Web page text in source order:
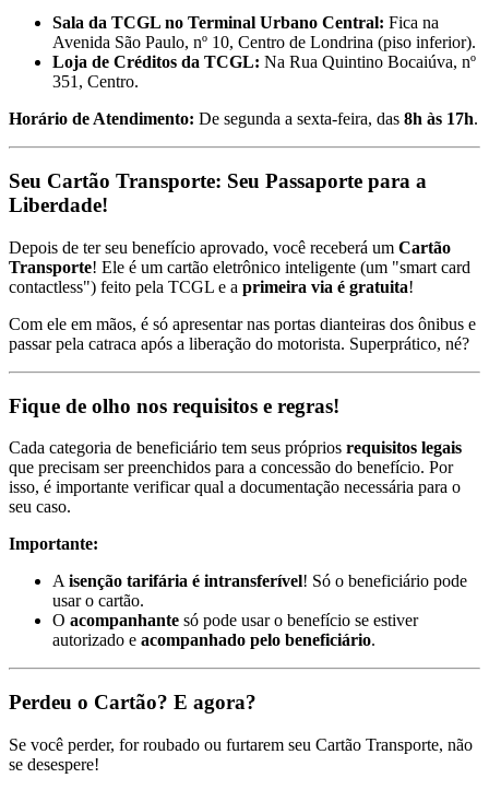
Sala da TCGL no Terminal Urbano Central: Fica na
Avenida São Paulo, nº 10, Centro de Londrina (piso inferior).
Loja de Créditos da TCGL: Na Rua Quintino Bocaiúva, nº
351, Centro.
Horário de Atendimento: De segunda a sexta-feira, das 8h às 17h.
Seu Cartão Transporte: Seu Passaporte para a
Liberdade!
Depois de ter seu benefício aprovado, você receberá um Cartão
Transporte! Ele é um cartão eletrônico inteligente (um "smart card
contactless") feito pela TCGL e a primeira via é gratuita!
Com ele em mãos, é só apresentar nas portas dianteiras dos ônibus e
passar pela catraca após a liberação do motorista. Superprático, né?
Fique de olho nos requisitos e regras!
Cada categoria de beneficiário tem seus próprios requisitos legais
que precisam ser preenchidos para a concessão do benefício. Por
isso, é importante verificar qual a documentação necessária para o
seu caso.
Importante:
A isenção tarifária é intransferível! Só o beneficiário pode
usar o cartão.
O acompanhante só pode usar o benefício se estiver
autorizado e acompanhado pelo beneficiário.
Perdeu o Cartão? E agora?
Se você perder, for roubado ou furtarem seu Cartão Transporte, não
se desespere!